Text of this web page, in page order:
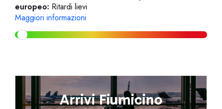
europeo: Ritardi lievi
Maggiori informazioni
Arrivi Fiumicino